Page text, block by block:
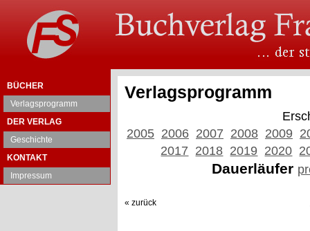
BÜCHER
Verlagsprogramm
DER VERLAG
Geschichte
KONTAKT
Impressum
Verlagsprogramm
2005 2006 2007 2008 2009
2017 2018 2019 2020
Dauerläufer
« zurück